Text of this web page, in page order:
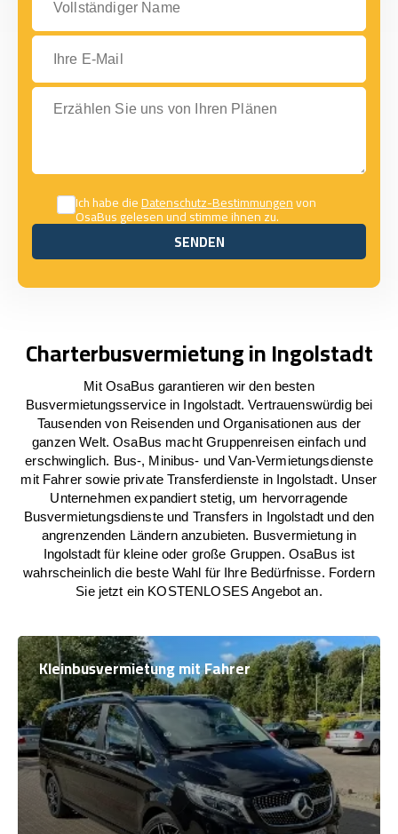
Ihre E-Mail
Erzählen Sie uns von Ihren Plänen
Ich habe dieDatenschutz-Bestimmungenvon
OsaBus gelesen und stimme ihnen zu.
SENDEN
SENDEN
Charterbusvermietung in Ingolstadt
Mit OsaBus garantieren wir den besten
Busvermietungsservice in Ingolstadt. Vertrauenswürdig bei
Tausenden von Reisenden und Organisationen aus der
ganzen Welt. OsaBus macht Gruppenreisen einfach und
erschwinglich. Bus-, Minibus- und Van-Vermietungsdienste
mit Fahrer sowie private Transferdienste in Ingolstadt. Unser
Unternehmen expandiert stetig, um hervorragende
Busvermietungsdienste und Transfers in Ingolstadt und den
angrenzenden Ländern anzubieten. Busvermietung in
Ingolstadt für kleine oder große Gruppen. OsaBus ist
wahrscheinlich die beste Wahl für Ihre Bedürfnisse. Fordern
Sie jetzt ein KOSTENLOSES Angebot an.
Kleinbusvermietung mit Fahrer